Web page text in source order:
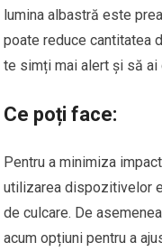
lumina albastră este
poate reduce cantitatea
te simți mai alert și să ai
Ce poți face:
Pentru a minimiza
utilizarea dispozitivelor
de culcare. De
acum opțiuni pentru a